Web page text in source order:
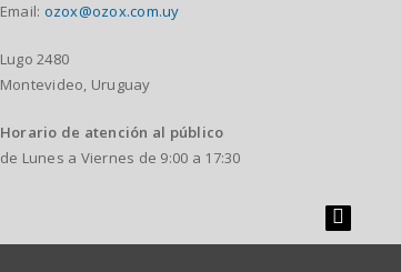
Email: ozox@ozox.com.uy
Lugo 2480
Montevideo, Uruguay
Horario de atención al público
de Lunes a Viernes de 9:00 a 17:30